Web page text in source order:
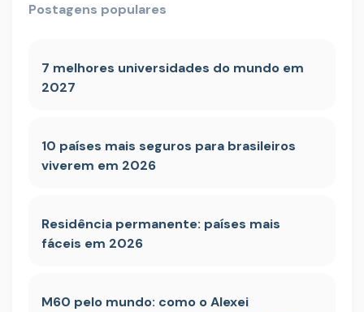
Postagens populares
7 melhores universidades do mundo em
2027
10 países mais seguros para brasileiros
viverem em 2026
Residência permanente: países mais
fáceis em 2026
M60 pelo mundo: como o Alexei